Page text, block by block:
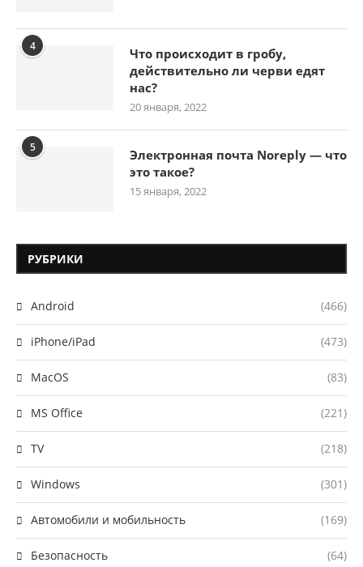
4
Что происходит в гробу,
действительно ли черви едят
нас?
20 января, 2022
5
Электронная почта Noreply — что
это такое?
15 января, 2022
РУБРИКИ
Android (466)
iPhone/iPad (473)
MacOS (83)
MS Office (221)
TV (218)
Windows (301)
Автомобили и мобильность (169)
Безопасность (64)